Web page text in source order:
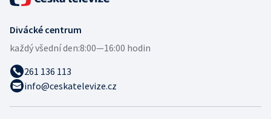
Divácké centrum
každý všední den:8:00—16:00 hodin
261 136 113
info@ceskatelevize.cz